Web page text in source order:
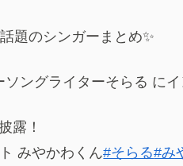
題のシンガーまとめ✨
ングライターそらる にイ
露！
みやかわくん#そらる#み